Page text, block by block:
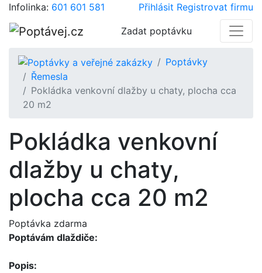
Infolinka: 601 601 581 Přihlásit Registrovat firmu
Zadat poptávku
Poptávky
Řemesla
Pokládka venkovní dlažby u chaty, plocha cca
20 m2
Pokládka venkovní
dlažby u chaty,
plocha cca 20 m2
Poptávka zdarma
Poptávám dlaždiče:
Popis: